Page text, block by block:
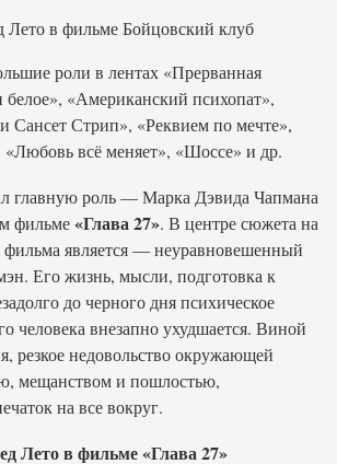
роли в лентах «Прерванная
«Американский психопат»,
Сансет Стрип», «Реквием по мечте»,
«Любовь всё меняет», «Шоссе» и др.
главную роль — Марка Дэвида Чапмана
фильме«Глава 27». В центре сюжета на
фильма является — неуравновешенный
Его жизнь, мысли, подготовка к
до черного дня психическое
человека внезапно ухудшается. Виной
резкое недовольство окружающей
мещанством и пошлостью,
на все вокруг.
Лето в фильме «Глава 27»